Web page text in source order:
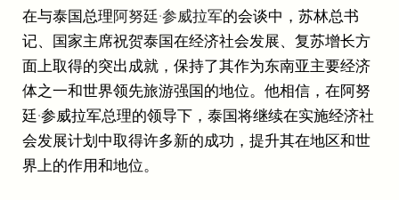
在与泰国总理阿努廷·参威拉军的会谈中，苏林总书
记、国家主席祝贺泰国在经济社会发展、复苏增长方
面上取得的突出成就，保持了其作为东南亚主要经济
体之一和世界领先旅游强国的地位。他相信，在阿努
廷·参威拉军总理的领导下，泰国将继续在实施经济社
会发展计划中取得许多新的成功，提升其在地区和世
界上的作用和地位。